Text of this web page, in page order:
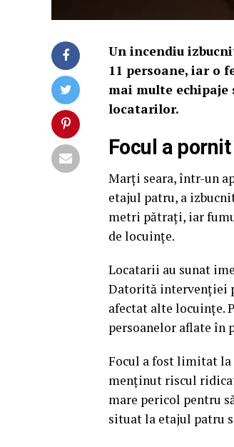
Un incendiu
11 persoane, iar o
mai multe
locatarilor.
Focul a
Marţi seara, într-un
etajul patru, a
metri pătraţi, iar
de locuințe.
Locatarii au sunat
Datorită intervenţiei
afectat alte locuinţe.
persoanelor aflate în
Focul a fost limitat la
menţinut riscul
mare pericol pentru
situat la etajul patru